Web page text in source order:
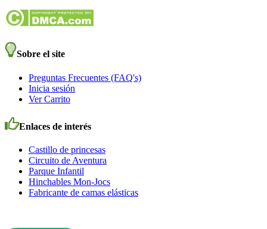
Sobre el site
Preguntas Frecuentes (FAQ's)
Inicia sesión
Ver Carrito
Enlaces de interés
Castillo de princesas
Circuito de Aventura
Parque Infantil
Hinchables Mon-Jocs
Fabricante de camas elásticas